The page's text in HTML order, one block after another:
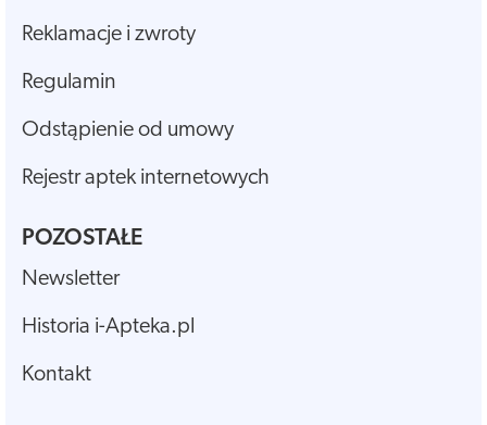
Reklamacje i zwroty
Regulamin
Odstąpienie od umowy
Rejestr aptek internetowych
POZOSTAŁE
Newsletter
Historia i-Apteka.pl
Kontakt